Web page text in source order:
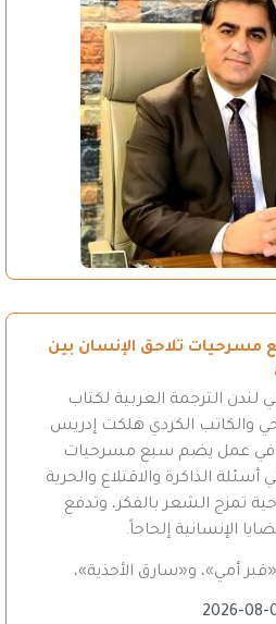
مسرحيات تلاحق الإنسان بين
الترجمة العربية لكتاب
والكاتب الكردي هلكت إدريس
في عمل يضم سبع مسرحيات
الذاكرة والاقتلاع والحرية
تمزج الشعر بالفكر، وتدفع
الإنسانية إلحاحاً.
أمي»، و«سارق الأحذية»،
2026-08-